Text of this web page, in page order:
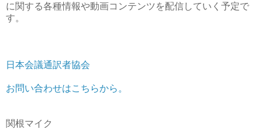
に関する各種情報や動画コンテンツを配信していく予定で
す。
日本会議通訳者協会
お問い合わせはこちらから。
関根マイク